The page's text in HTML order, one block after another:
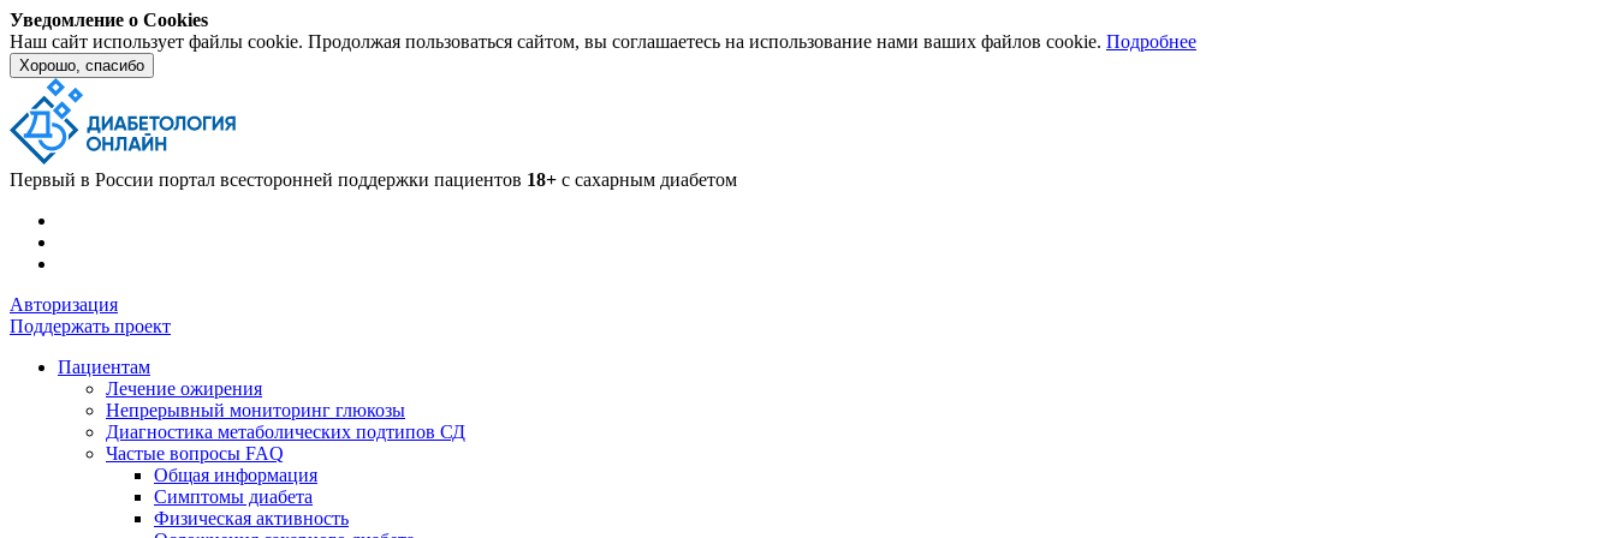
Уведомление о Cookies
Наш сайт использует файлы cookie. Продолжая пользоваться сайтом, вы соглашаетесь на использование нами ваших файлов cookie. Подробнее
Хорошо, спасибо
Первый в России портал всесторонней поддержки пациентов 18+ с сахарным диабетом
Авторизация
Поддержать проект
Пациентам
Лечение ожирения
Непрерывный мониторинг глюкозы
Диагностика метаболических подтипов СД
Частые вопросы FAQ
Общая информация
Симптомы диабета
Физическая активность